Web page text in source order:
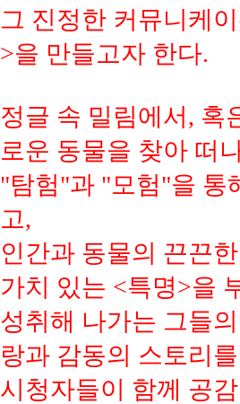
그 진정한 커뮤니케
>을 만들고자 한다.
정글 속 밀림에서, 혹
로운 동물을 찾아 떠
"탐험"과 "모험"을 통
고,
인간과 동물의 끈끈
가치 있는 <특명>을
성취해 나가는 그들
랑과 감동의 스토리를
시청자들이 함께 공